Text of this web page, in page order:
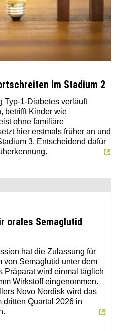
im Stadium 2
Typ‑1‑Diabetes verläuft
betrifft Kinder wie
ohne familiäre
hier erstmals früher an und
3. Entscheidend dafür
orales Semaglutid
hat die Zulassung für
von Semaglutid unter dem
Präparat wird einmal täglich
Wirkstoff eingenommen.
Novo Nordisk wird das
dritten Quartal 2026 in